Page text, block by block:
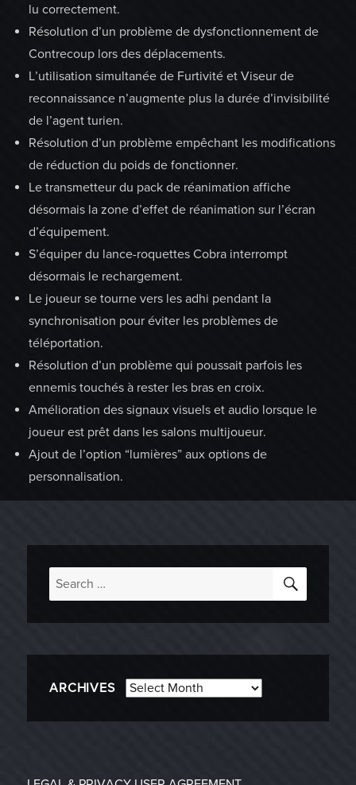
lu correctement.
Résolution d’un problème de dysfonctionnement de
Contrecoup lors des déplacements.
L’utilisation simultanée de Furtivité et Viseur de
reconnaissance n’augmente plus la durée d’invisibilité
de l’agent turien.
Résolution d’un problème empêchant les modifications
de réduction du poids de fonctionner.
Le transmetteur du pack de réanimation affiche
désormais la zone d’effet de réanimation sur l’écran
d’équipement.
S’équiper du lance-roquettes Cobra interrompt
désormais le rechargement.
Le joueur se tourne vers les adhi pendant la
synchronisation pour éviter les problèmes de
téléportation.
Résolution d’un problème qui poussait parfois les
ennemis touchés à rester les bras en croix.
Amélioration des signaux visuels et audio lorsque le
joueur est prêt dans les salons multijoueur.
Ajout de l’option “lumières” aux options de
personnalisation.
Search
for:
ARCHIVES Archives